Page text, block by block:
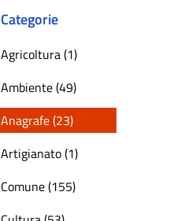
Categorie
Agricoltura (1)
Ambiente (49)
Anagrafe (23)
Artigianato (1)
Comune (155)